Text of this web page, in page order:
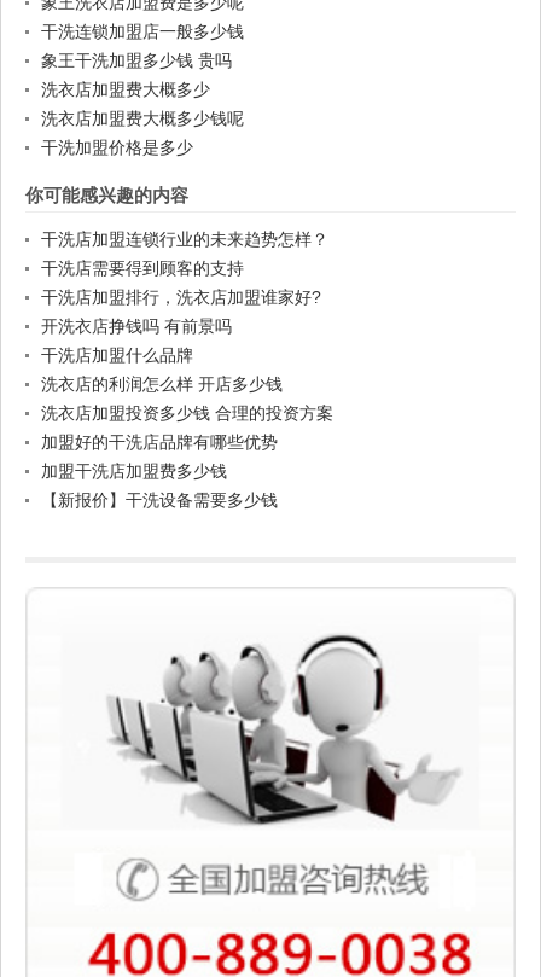
干洗连锁加盟店一般多少钱
象王干洗加盟多少钱 贵吗
洗衣店加盟费大概多少
洗衣店加盟费大概多少钱呢
干洗加盟价格是多少
你可能感兴趣的内容
干洗店加盟连锁行业的未来趋势怎样？
干洗店需要得到顾客的支持
干洗店加盟排行，洗衣店加盟谁家好?
开洗衣店挣钱吗 有前景吗
干洗店加盟什么品牌
洗衣店的利润怎么样 开店多少钱
洗衣店加盟投资多少钱 合理的投资方案
加盟好的干洗店品牌有哪些优势
加盟干洗店加盟费多少钱
【新报价】干洗设备需要多少钱